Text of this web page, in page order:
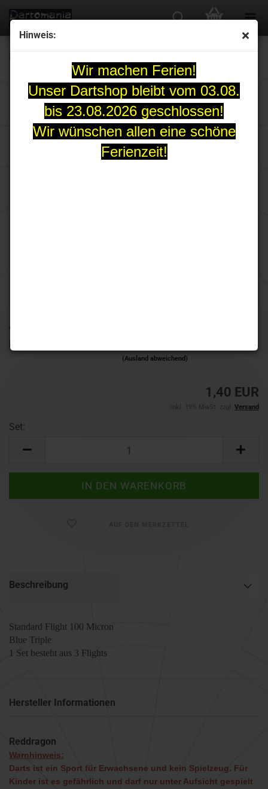
Hinweis:
Wir machen Ferien!
Unser Dartshop bleibt vom 03.08.
bis 23.08.2026 geschlossen!
Wir wünschen allen eine schöne
Ferienzeit!
Art.Nr.:
Lieferzeit:
(Ausland abweichend)
1,40 EUR
inkl. 19% MwSt. zzgl. Versand
Set:
Beschreibung
Standard Flight 100 Micron
Blue Triple
1 Set besteht aus 3 Flights
Hersteller Informationen
Reddragon
Warnhinweis:
Darts ist ein Sport für Erwachsene und kein Spielzeug. Für
Kinder ist es gefährlich und darf nur unter Aufsicht gespielt